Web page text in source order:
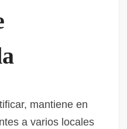
mantiene en
a varios locales